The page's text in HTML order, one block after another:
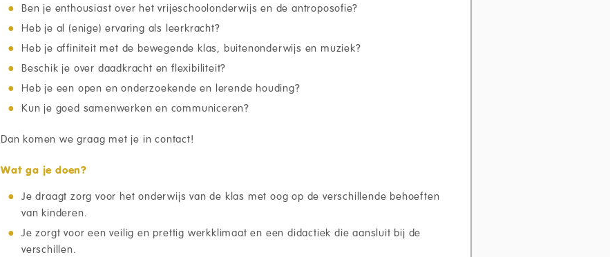
Ben je enthousiast over het vrijeschoolonderwijs en de antroposofie?
Heb je al (enige) ervaring als leerkracht?
Heb je affiniteit met de bewegende klas, buitenonderwijs en muziek?
Beschik je over daadkracht en flexibiliteit?
Heb je een open en onderzoekende en lerende houding?
Kun je goed samenwerken en communiceren?
Dan komen we graag met je in contact!
Wat ga je doen?
Je draagt zorg voor het onderwijs van de klas met oog op de verschillende behoeften
van kinderen.
Je zorgt voor een veilig en prettig werkklimaat en een didactiek die aansluit bij de
verschillen.